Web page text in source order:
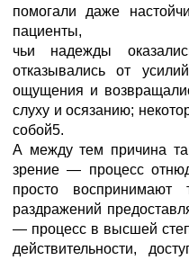
помогали даже
пациенты,
чьи надежды
отказывались от
ощущения и
слуху и осязанию;
собой5.
А между тем причина
зрение — процесс
просто
раздражений
— процесс в высшей
действительности,